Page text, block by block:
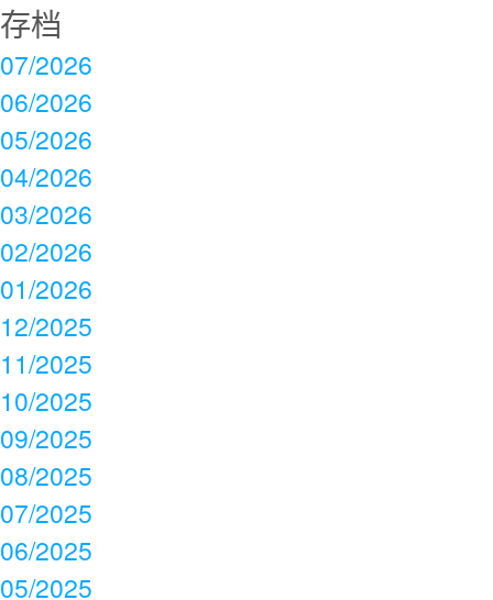
存档
07/2026
06/2026
05/2026
04/2026
03/2026
02/2026
01/2026
12/2025
11/2025
10/2025
09/2025
08/2025
07/2025
06/2025
05/2025